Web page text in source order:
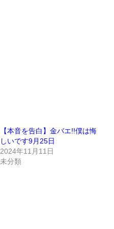
【本音を告白】金バエ!!僕は悔
しいです9月25日
2024年11月11日
未分類